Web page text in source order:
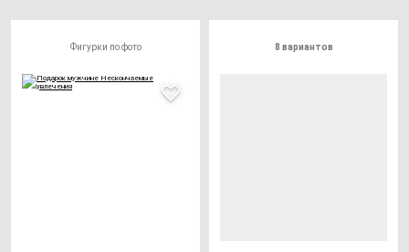
Фигурки по фото 8 вариантов